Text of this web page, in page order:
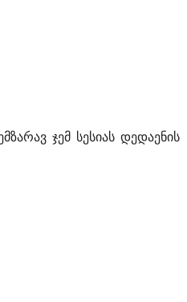
ჯემ სესიას დედაენის